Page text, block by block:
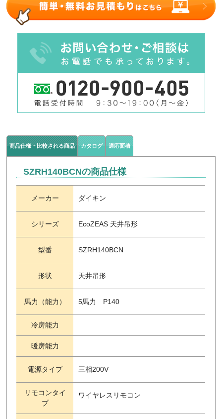
商品仕様・比較される商品 カタログ 適応面積
SZRH140BCNの商品仕様
メーカー ダイキン
シリーズ EcoZEAS 天井吊形
型番 SZRH140BCN
形状 天井吊形
馬力（能力） 5馬力 P140
冷房能力
暖房能力
電源タイプ 三相200V
リモコンタイ
プ
ワイヤレスリモコン